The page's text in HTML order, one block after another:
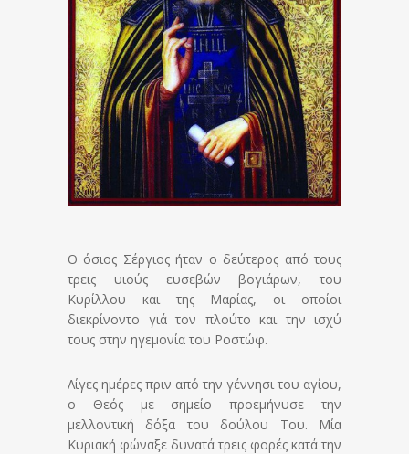
Ο όσιος Σέργιος ήταν ο δεύτερος από τους
τρεις υιούς ευσεβών βογιάρων, του
Κυρίλλου και της Μαρίας, οι οποίοι
διεκρίνοντο γιά τον πλούτο και την ισχύ
τους στην ηγεμονία του Ροστώφ.
Λίγες ημέρες πριν από την γέννησι του αγίου,
ο Θεός με σημείο προεμήνυσε την
μελλοντική δόξα του δούλου Του. Μία
Κυριακή φώναξε δυνατά τρεις φορές κατά την